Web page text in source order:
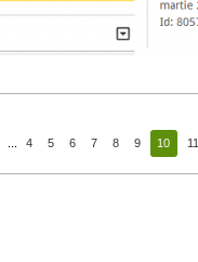
4 5 6 7 8 9 10 11